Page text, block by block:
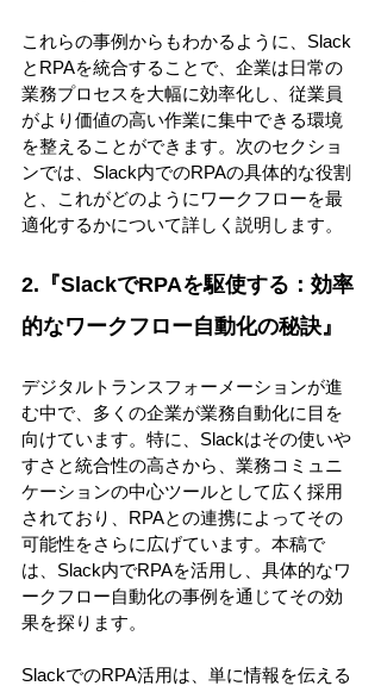
これらの事例からもわかるように、Slack
とRPAを統合することで、企業は日常の
業務プロセスを大幅に効率化し、従業員
がより価値の高い作業に集中できる環境
を整えることができます。次のセクショ
ンでは、Slack内でのRPAの具体的な役割
と、これがどのようにワークフローを最
適化するかについて詳しく説明します。
2.『SlackでRPAを駆使する：効率
的なワークフロー自動化の秘訣』
デジタルトランスフォーメーションが進
む中で、多くの企業が業務自動化に目を
向けています。特に、Slackはその使いや
すさと統合性の高さから、業務コミュニ
ケーションの中心ツールとして広く採用
されており、RPAとの連携によってその
可能性をさらに広げています。本稿で
は、Slack内でRPAを活用し、具体的なワ
ークフロー自動化の事例を通じてその効
果を探ります。
SlackでのRPA活用は、単に情報を伝える